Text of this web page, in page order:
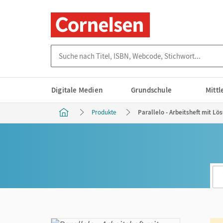
Digitale Medien Grundschule
Produkte Parallelo - Arbeitsheft mit